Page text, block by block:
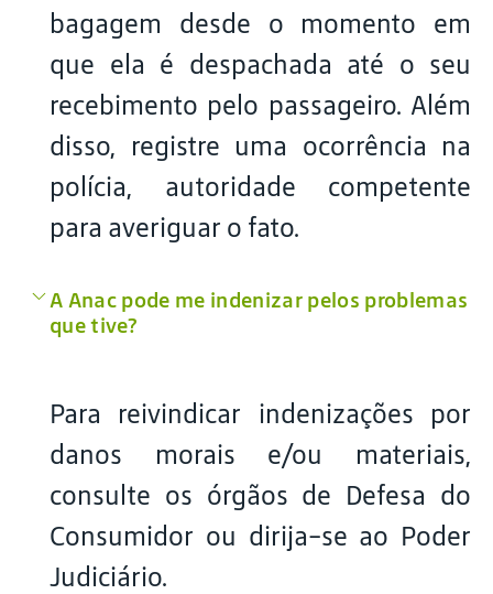
bagagem desde o momento em
que ela é despachada até o seu
recebimento pelo passageiro. Além
disso, registre uma ocorrência na
polícia, autoridade competente
para averiguar o fato.
A Anac pode me indenizar pelos problemas
que tive?
Para reivindicar indenizações por
danos morais e/ou materiais,
consulte os órgãos de Defesa do
Consumidor ou dirija-se ao Poder
Judiciário.